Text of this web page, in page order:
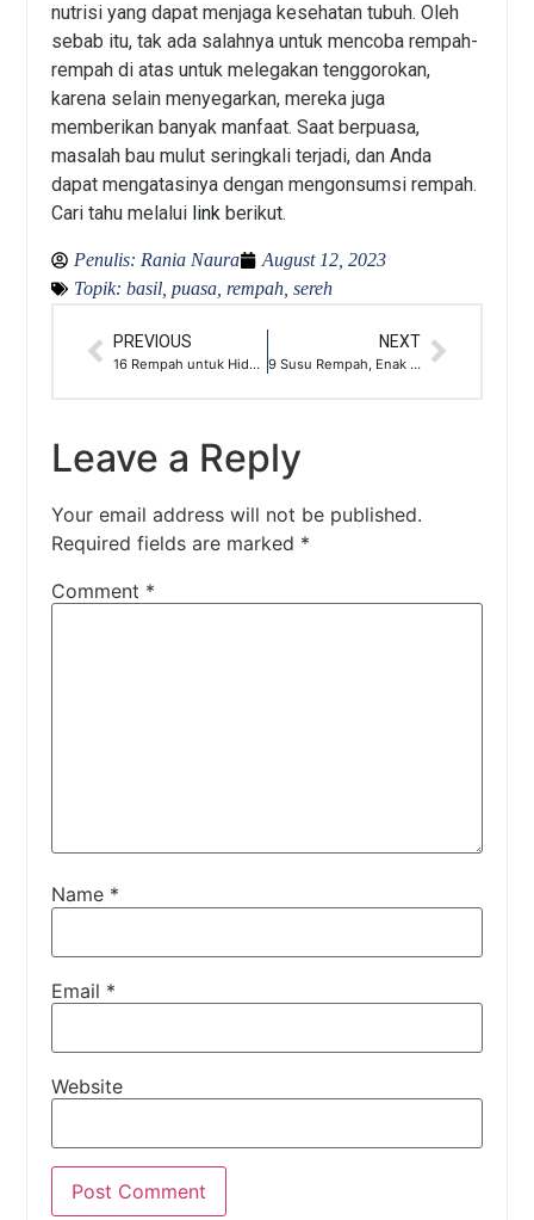
nutrisi yang dapat menjaga kesehatan tubuh. Oleh
sebab itu, tak ada salahnya untuk mencoba rempah-
rempah di atas untuk melegakan tenggorokan,
karena selain menyegarkan, mereka juga
memberikan banyak manfaat. Saat berpuasa,
masalah bau mulut seringkali terjadi, dan Anda
dapat mengatasinya dengan mengonsumsi rempah.
Cari tahu melalui link berikut.
Penulis: Rania Naura
August 12, 2023
Topik: basil ,puasa ,rempah ,sereh
PREVIOUS
16 Rempah untuk Hidangan Jamur
NEXT
9 Susu Rempah, Enak dan Sehat!
Leave a Reply
Your email address will not be published.
Required fields are marked *
Comment *
Name *
Email *
Website